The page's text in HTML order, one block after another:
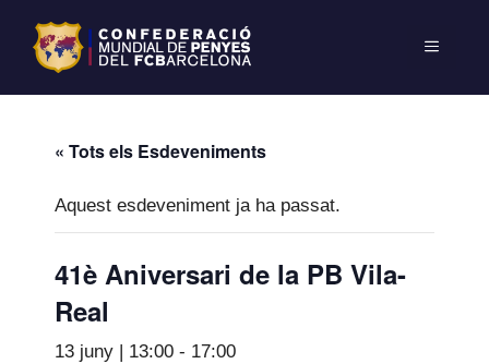
« Tots els Esdeveniments
Aquest esdeveniment ja ha passat.
41è Aniversari de la PB Vila-
Real
13 juny | 13:00 - 17:00